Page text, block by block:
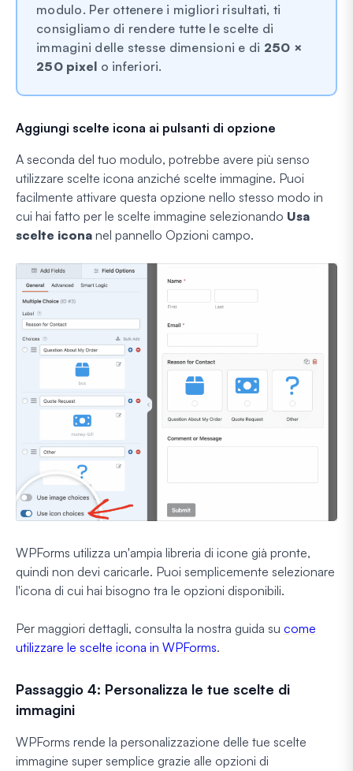
modulo. Per ottenere i migliori risultati, ti
consigliamo di rendere tutte le scelte di
immagini delle stesse dimensioni e di 250 ×
250 pixel o inferiori.
Aggiungi scelte icona ai pulsanti di opzione
A seconda del tuo modulo, potrebbe avere più senso
utilizzare scelte icona anziché scelte immagine. Puoi
facilmente attivare questa opzione nello stesso modo in
cui hai fatto per le scelte immagine selezionando Usa
scelte icona nel pannello Opzioni campo.
WPForms utilizza un'ampia libreria di icone già pronte,
quindi non devi caricarle. Puoi semplicemente selezionare
l'icona di cui hai bisogno tra le opzioni disponibili.
Per maggiori dettagli, consulta la nostra guida su come
utilizzare le scelte icona in WPForms.
Passaggio 4: Personalizza le tue scelte di
immagini
WPForms rende la personalizzazione delle tue scelte
immagine super semplice grazie alle opzioni di